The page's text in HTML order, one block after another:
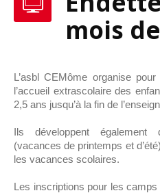
mois
L’asbl CEMôme organise
l’accueil extrascolaire des
2,5 ans jusqu’à la fin de
Ils développent
(vacances de printemps et
les vacances scolaires.
Les inscriptions pour les